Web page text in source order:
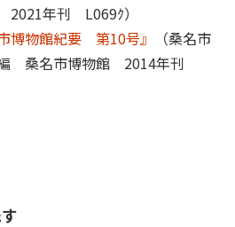
年刊 L069ｸ）
博物館紀要 第10号』
（桑名市
桑名市博物館 2014年刊